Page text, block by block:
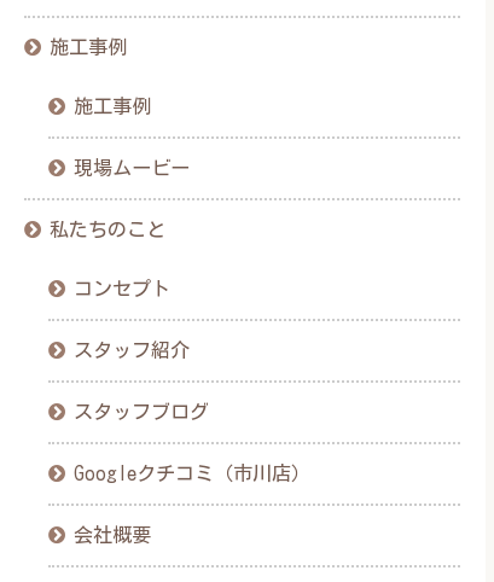
施工事例
施工事例
現場ムービー
私たちのこと
コンセプト
スタッフ紹介
スタッフブログ
Googleクチコミ（市川店）
会社概要